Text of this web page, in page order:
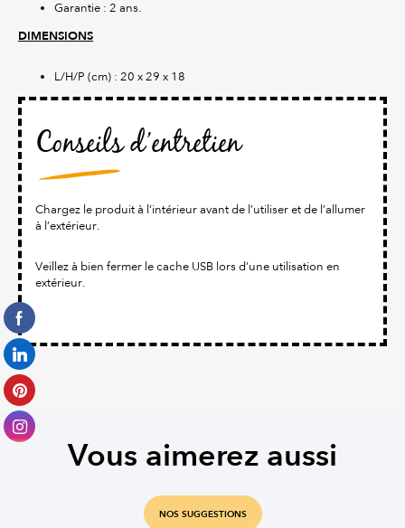
Garantie : 2 ans.
DIMENSIONS
L/H/P (cm) : 20 x 29 x 18
Conseils d’entretien
Chargez le produit à l’intérieur avant de l’utiliser et de l’allumer
à l’extérieur.
Veillez à bien fermer le cache USB lors d’une utilisation en
extérieur.
Vous aimerez aussi
NOS SUGGESTIONS